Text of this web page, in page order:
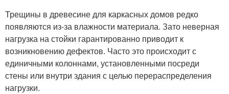
Трещины в древесине для каркасных домов редко
появляются из-за влажности материала. Зато неверная
нагрузка на стойки гарантированно приводит к
возникновению дефектов. Часто это происходит с
единичными колоннами, установленными посреди
стены или внутри здания с целью перераспределения
нагрузки.